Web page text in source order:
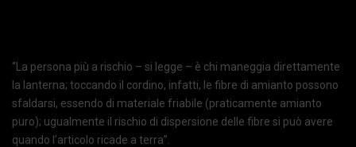
“La persona più a rischio – si legge – è chi maneggia direttamente
la lanterna; toccando il cordino, infatti, le fibre di amianto possono
sfaldarsi, essendo di materiale friabile (praticamente amianto
puro); ugualmente il rischio di dispersione delle fibre si può avere
quando l’articolo ricade a terra”.